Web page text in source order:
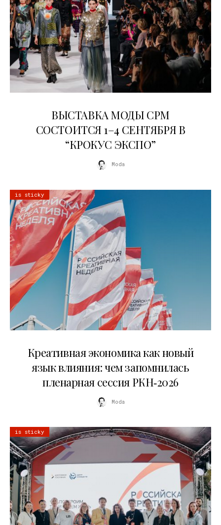
ВЫСТАВКА МОДЫ CPM
СОСТОИТСЯ 1–4 СЕНТЯБРЯ В
“КРОКУС ЭКСПО”
Moda
is sticky
Креативная экономика как новый
язык влияния: чем запомнилась
пленарная сессия РКН‑2026
Moda
is sticky